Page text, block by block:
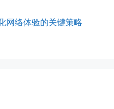
网络体验的关键策略